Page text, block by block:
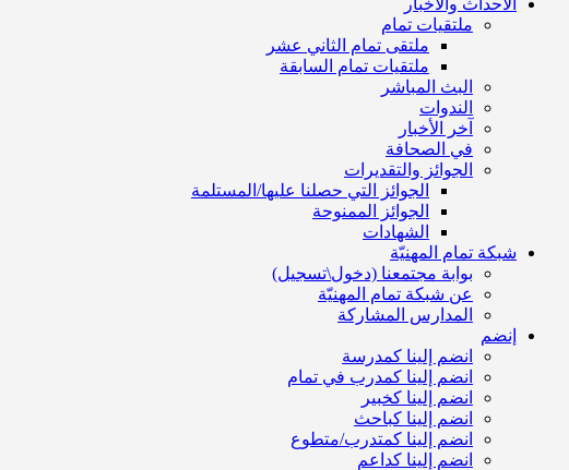
الأحداث والأخبار
ملتقيات تمام
ملتقى تمام الثاني عشر
ملتقيات تمام السابقة
البث المباشر
الندوات
آخر الأخبار
في الصحافة
الجوائز والتقديرات
الجوائز التي حصلنا عليها/المستلمة
الجوائز الممنوحة
الشهادات
شبكة تمام المهنيّة
بوابة مجتمعنا (دخول\تسجيل)
عن شبكة تمام المهنيّة
المدارس المشاركة
إنضم
انضم إلينا كمدرسة
انضم إلينا كمدرب في تمام
انضم إلينا كخبير
انضم إلينا كباحث
انضم إلينا كمتدرب/متطوع
انضم إلينا كداعم